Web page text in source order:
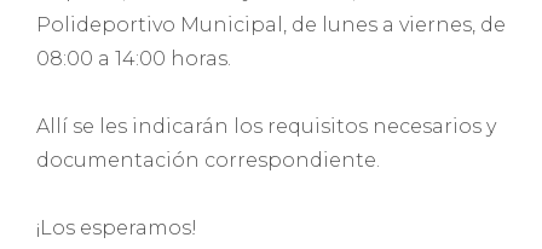
Polideportivo Municipal, de lunes a viernes, de
08:00 a 14:00 horas.
Allí se les indicarán los requisitos necesarios y
documentación correspondiente.
¡Los esperamos!